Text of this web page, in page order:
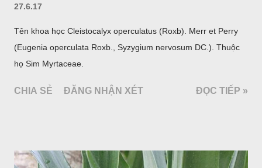
27.6.17
Tên khoa học Cleistocalyx operculatus (Roxb). Merr et Perry
(Eugenia operculata Roxb., Syzygium nervosum DC.). Thuộc
họ Sim Myrtaceae.
CHIA SẺ ĐĂNG NHẬN XÉT ĐỌC TIẾP »